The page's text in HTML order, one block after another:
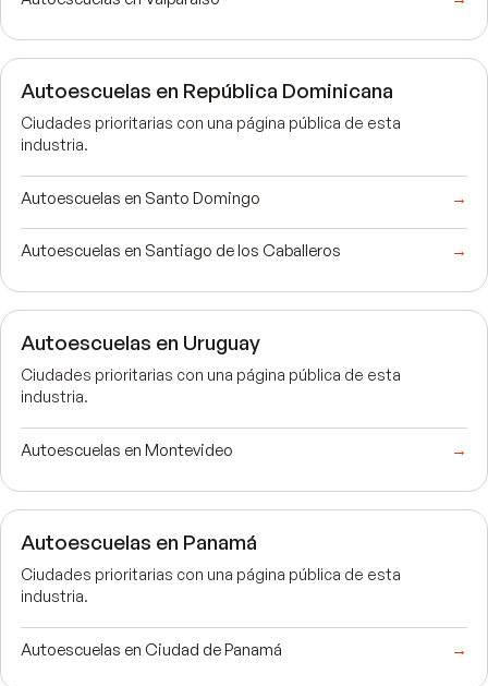
Autoescuelas en República Dominicana
Ciudades prioritarias con una página pública de esta
industria.
Autoescuelas en Santo Domingo →
Autoescuelas en Santiago de los Caballeros →
Autoescuelas en Uruguay
Ciudades prioritarias con una página pública de esta
industria.
Autoescuelas en Montevideo →
Autoescuelas en Panamá
Ciudades prioritarias con una página pública de esta
industria.
Autoescuelas en Ciudad de Panamá →